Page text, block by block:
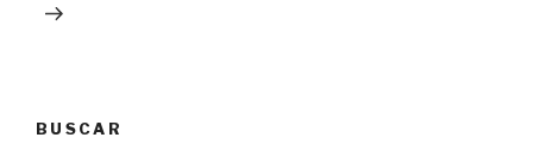
BUSCAR